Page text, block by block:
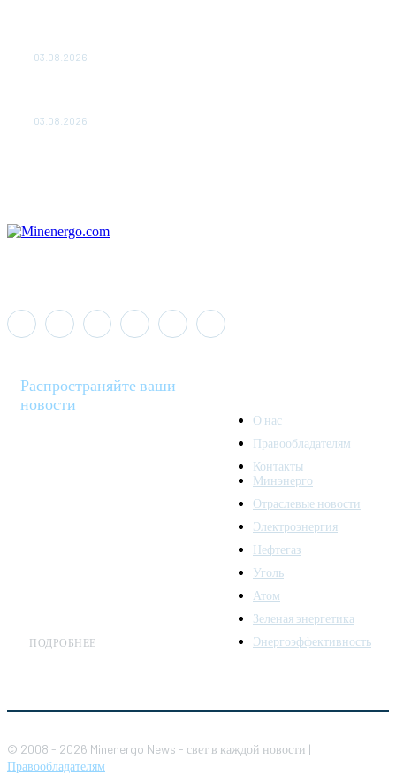
03.08.2026
03.08.2026
Распространяйте ваши
новости
ПОДРОБНЕЕ
О нас
Правообладателям
Контакты
Минэнерго
Отраслевые новости
Электроэнергия
Нефтегаз
Уголь
Атом
Зеленая энергетика
Энергоэффективность
© 2008 - 2026 Minenergo News - свет в каждой новости |
Правообладателям